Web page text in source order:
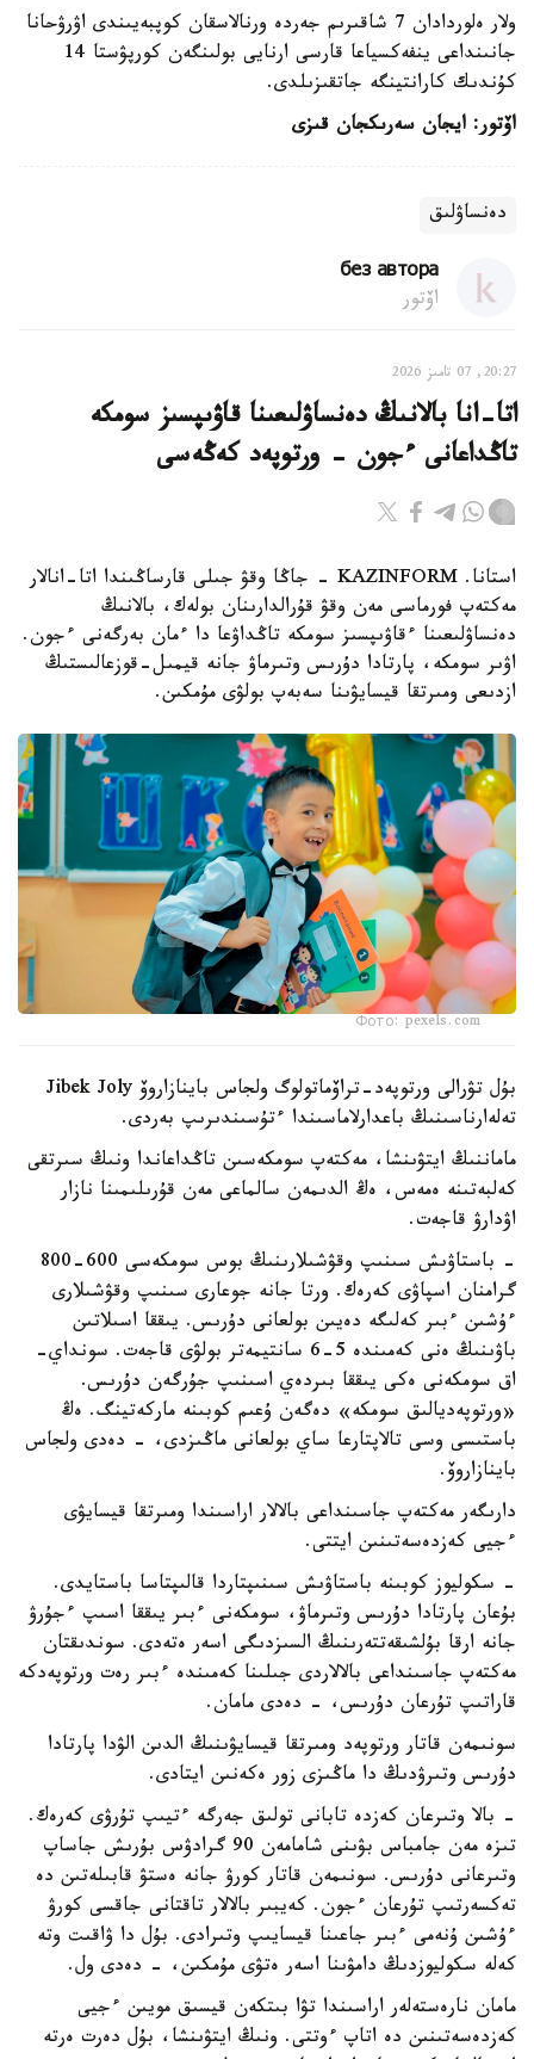
ولار ەلوردادان 7 شاقىرىم جەردە ورنالاسقان كوپبەيىندى اۋرۋحانا
جانىنداعى ينفەكسياعا قارسى ارنايى بولىنگەن كورپۋستا 14
كۇندىك كارانتينگە جاتقىزىلدى.
اۆتور: ايجان سەرىكجان قىزى
دەنساۋلىق
без автора
اۆتور
20:27, 07 تامىز 2026
اتا-انا بالانىڭ دەنساۋلىعىنا قاۋىپسىز سومكە
تاڭداعانى ءجون - ورتوپەد كەڭەسى
استانا. KAZINFORM - جاڭا وقۋ جىلى قارساڭىندا اتا-انالار
مەكتەپ فورماسى مەن وقۋ قۇرالدارىنان بولەك، بالانىڭ
دەنساۋلىعىنا ءقاۋىپسىز سومكە تاڭداۋعا دا ءمان بەرگەنى ءجون.
اۋىر سومكە، پارتادا دۇرىس وتىرماۋ جانە قيمىل-قوزعالىستىڭ
ازدىعى ومىرتقا قيسايۋىنا سەبەپ بولۋى مۇمكىن.
Фото: pexels.com
بۇل تۋرالى ورتوپەد-تراۆماتولوگ ولجاس باينازاروۆ Jibek Joly
تەلەارناسىنىڭ باعدارلاماسىندا ءتۇسىندىرىپ بەردى.
ماماننىڭ ايتۋىنشا، مەكتەپ سومكەسىن تاڭداعاندا ونىڭ سىرتقى
كەلبەتىنە ەمەس، ەڭ الدىمەن سالماعى مەن قۇرىلىمىنا نازار
اۋدارۋ قاجەت.
- باستاۋىش سىنىپ وقۋشىلارىنىڭ بوس سومكەسى 600-800
گرامنان اسپاۋى كەرەك. ورتا جانە جوعارى سىنىپ وقۋشىلارى
ءۇشىن ءبىر كەلىگە دەيىن بولعانى دۇرىس. يىققا اسىلاتىن
باۋىنىڭ ەنى كەمىندە 5-6 سانتيمەتر بولۋى قاجەت. سونداي-
اق سومكەنى ەكى يىققا بىردەي اسىنىپ جۇرگەن دۇرىس.
«ورتوپەديالىق سومكە» دەگەن ۇعىم كوبىنە ماركەتينگ. ەڭ
باستىسى وسى تالاپتارعا ساي بولعانى ماڭىزدى، - دەدى ولجاس
باينازاروۆ.
دارىگەر مەكتەپ جاسىنداعى بالالار اراسىندا ومىرتقا قيسايۋى
ءجيى كەزدەسەتىنىن ايتتى.
- سكوليوز كوبىنە باستاۋىش سىنىپتاردا قالىپتاسا باستايدى.
بۇعان پارتادا دۇرىس وتىرماۋ، سومكەنى ءبىر يىققا اسىپ ءجۇرۋ
جانە ارقا بۇلشىقەتتەرىنىڭ السىزدىگى اسەر ەتەدى. سوندىقتان
مەكتەپ جاسىنداعى بالالاردى جىلىنا كەمىندە ءبىر رەت ورتوپەدكە
قاراتىپ تۇرعان دۇرىس، - دەدى مامان.
سونىمەن قاتار ورتوپەد ومىرتقا قيسايۋىنىڭ الدىن الۋدا پارتادا
دۇرىس وتىرۋدىڭ دا ماڭىزى زور ەكەنىن ايتادى.
- بالا وتىرعان كەزدە تابانى تولىق جەرگە ءتيىپ تۇرۋى كەرەك.
تىزە مەن جامباس بۋىنى شامامەن 90 گرادۋس بۇرىش جاساپ
وتىرعانى دۇرىس. سونىمەن قاتار كورۋ جانە ەستۋ قابىلەتىن دە
تەكسەرتىپ تۇرعان ءجون. كەيبىر بالالار تاقتانى جاقسى كورۋ
ءۇشىن ۇنەمى ءبىر جاعىنا قيسايىپ وتىرادى. بۇل دا ۋاقىت وتە
كەلە سكوليوزدىڭ دامۋىنا اسەر ەتۋى مۇمكىن، - دەدى ول.
مامان نارەستەلەر اراسىندا تۋا بىتكەن قيسىق مويىن ءجيى
كەزدەسەتىنىن دە اتاپ ءوتتى. ونىڭ ايتۋىنشا، بۇل دەرت ەرتە